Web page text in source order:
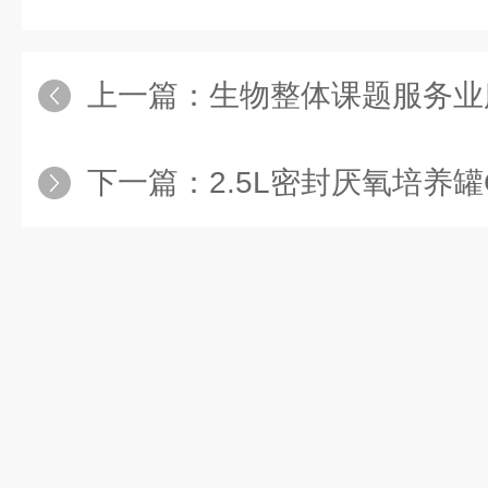
上一篇： 生物整体课题服务
下一篇： 2.5L密封厌氧培养罐C-31日